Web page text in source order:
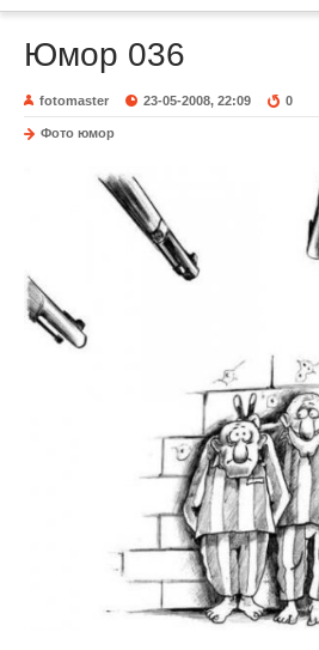
Юмор 036
fotomaster 23-05-2008, 22:09 0
Фото юмор